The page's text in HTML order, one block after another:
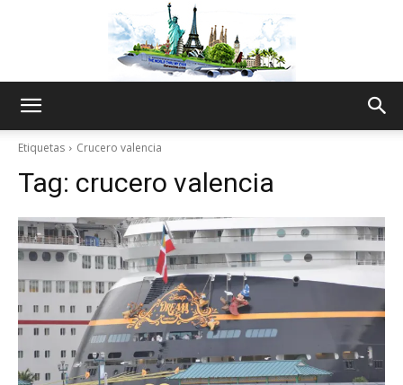
Thru
My
Etiquetas Crucero valencia
Tag: crucero valencia